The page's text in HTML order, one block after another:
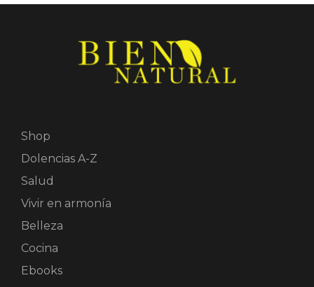
Shop
Dolencias A-Z
Salud
Vivir en armonía
Belleza
Cocina
Ebooks